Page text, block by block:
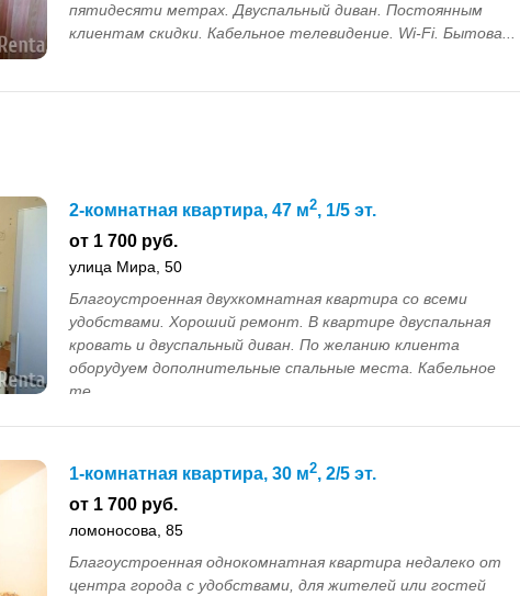
пятидесяти метрах. Двуспальный диван. Постоянным
клиентам скидки. Кабельное телевидение. Wi-Fi. Бытова...
2-комнатная квартира, 47 м2, 1/5 эт.
от 1 700 руб.
улица Мира, 50
Благоустроенная двухкомнатная квартира со всеми
удобствами. Хороший ремонт. В квартире двуспальная
кровать и двуспальный диван. По желанию клиента
оборудуем дополнительные спальные места. Кабельное
те...
1-комнатная квартира, 30 м2, 2/5 эт.
от 1 700 руб.
ломоносова, 85
Благоустроенная однокомнатная квартира недалеко от
центра города с удобствами, для жителей или гостей